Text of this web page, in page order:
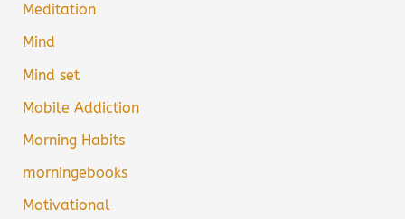
Meditation
Mind
Mind set
Mobile Addiction
Morning Habits
morningebooks
Motivational